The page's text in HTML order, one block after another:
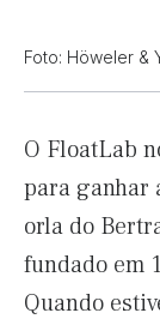
Foto: Höweler &
O FloatLab
para ganhar
orla do
fundado em
Quando